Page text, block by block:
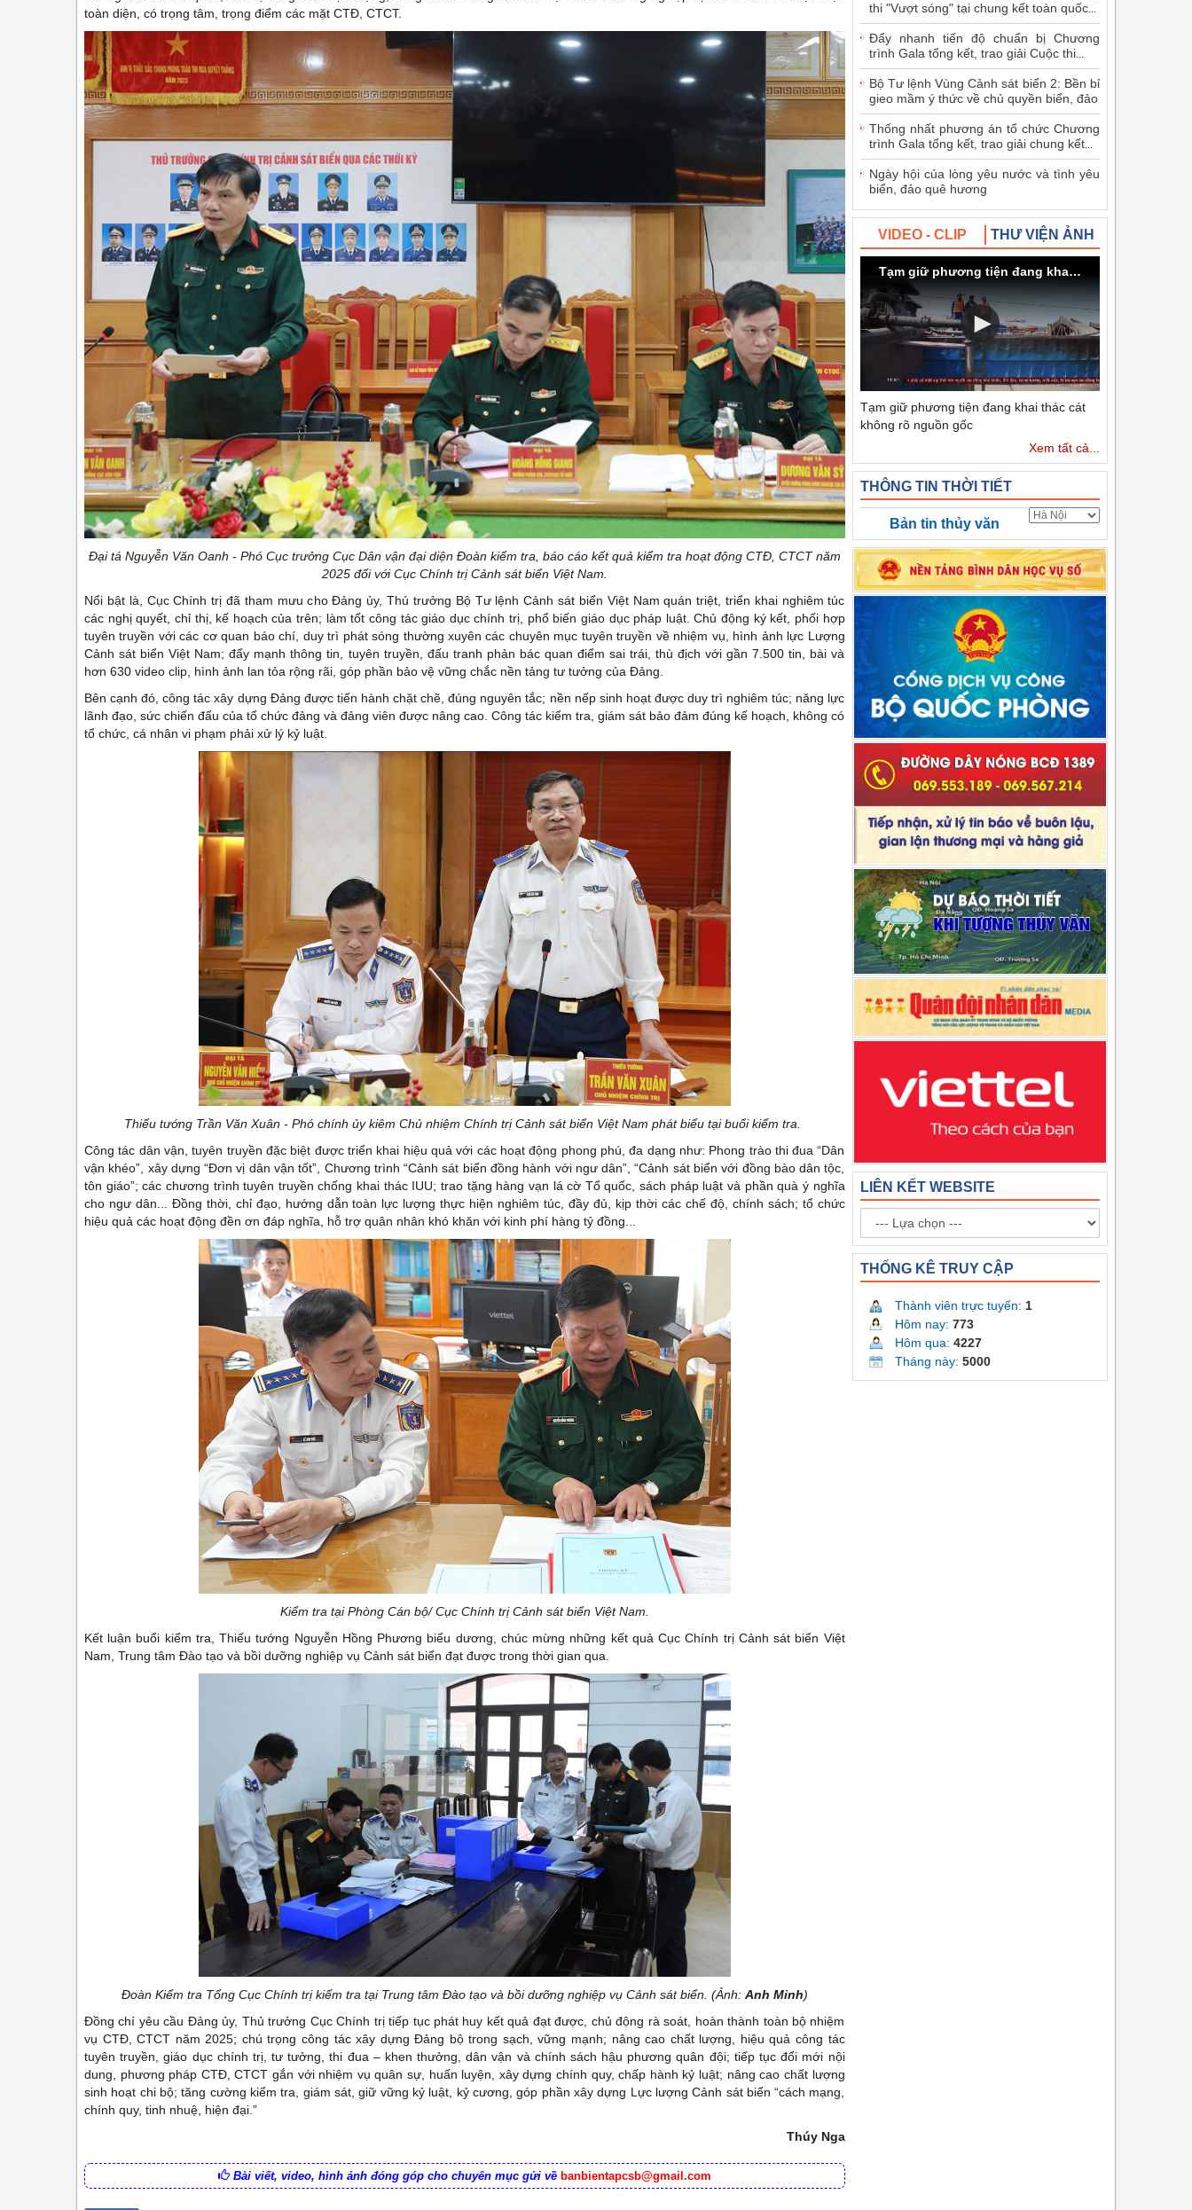
toàn diện, có trọng tâm, trọng điểm các mặt CTĐ, CTCT.
Đại tá Nguyễn Văn Oanh - Phó Cục trưởng Cục Dân vận đại diện Đoàn kiểm tra, báo cáo kết quả kiểm tra hoạt động CTĐ, CTCT năm
2025 đối với Cục Chính trị Cảnh sát biển Việt Nam.
Nổi bật là, Cục Chính trị đã tham mưu cho Đảng ủy, Thủ trưởng Bộ Tư lệnh Cảnh sát biển Việt Nam quán triệt, triển khai nghiêm túc
các nghị quyết, chỉ thị, kế hoạch của trên; làm tốt công tác giáo dục chính trị, phổ biến giáo dục pháp luật. Chủ động ký kết, phối hợp
tuyên truyền với các cơ quan báo chí, duy trì phát sóng thường xuyên các chuyên mục tuyên truyền về nhiệm vụ, hình ảnh lực Lượng
Cảnh sát biển Việt Nam; đẩy mạnh thông tin, tuyên truyền, đấu tranh phản bác quan điểm sai trái, thù địch với gần 7.500 tin, bài và
hơn 630 video clip, hình ảnh lan tỏa rộng rãi, góp phần bảo vệ vững chắc nền tảng tư tưởng của Đảng.
Bên cạnh đó, công tác xây dựng Đảng được tiến hành chặt chẽ, đúng nguyên tắc; nền nếp sinh hoạt được duy trì nghiêm túc; năng lực
lãnh đạo, sức chiến đấu của tổ chức đảng và đảng viên được nâng cao. Công tác kiểm tra, giám sát bảo đảm đúng kế hoạch, không có
tổ chức, cá nhân vi phạm phải xử lý kỷ luật.
Thiếu tướng Trần Văn Xuân - Phó chính ủy kiêm Chủ nhiệm Chính trị Cảnh sát biển Việt Nam phát biểu tại buổi kiểm tra.
Công tác dân vận, tuyên truyền đặc biệt được triển khai hiệu quả với các hoạt động phong phú, đa dạng như: Phong trào thi đua “Dân
vận khéo”, xây dựng “Đơn vị dân vận tốt”, Chương trình “Cảnh sát biển đồng hành với ngư dân”, “Cảnh sát biển với đồng bào dân tộc,
tôn giáo”; các chương trình tuyên truyền chống khai thác IUU; trao tặng hàng vạn lá cờ Tổ quốc, sách pháp luật và phần quà ý nghĩa
cho ngư dân... Đồng thời, chỉ đạo, hướng dẫn toàn lực lượng thực hiện nghiêm túc, đầy đủ, kịp thời các chế độ, chính sách; tổ chức
hiệu quả các hoạt động đền ơn đáp nghĩa, hỗ trợ quân nhân khó khăn với kinh phí hàng tỷ đồng...
Kiểm tra tại Phòng Cán bộ/ Cục Chính trị Cảnh sát biển Việt Nam.
Kết luận buổi kiểm tra, Thiếu tướng Nguyễn Hồng Phương biểu dương, chúc mừng những kết quả Cục Chính trị Cảnh sát biển Việt
Nam, Trung tâm Đào tạo và bồi dưỡng nghiệp vụ Cảnh sát biển đạt được trong thời gian qua.
Đoàn Kiểm tra Tổng Cục Chính trị kiểm tra tại Trung tâm Đào tạo và bồi dưỡng nghiệp vụ Cảnh sát biển. (Ảnh: Anh Minh)
Đồng chí yêu cầu Đảng ủy, Thủ trưởng Cục Chính trị tiếp tục phát huy kết quả đạt được, chủ động rà soát, hoàn thành toàn bộ nhiệm
vụ CTĐ, CTCT năm 2025; chú trọng công tác xây dựng Đảng bộ trong sạch, vững mạnh; nâng cao chất lượng, hiệu quả công tác
tuyên truyền, giáo dục chính trị, tư tưởng, thi đua – khen thưởng, dân vận và chính sách hậu phương quân đội; tiếp tục đổi mới nội
dung, phương pháp CTĐ, CTCT gắn với nhiệm vụ quân sự, huấn luyện, xây dựng chính quy, chấp hành kỷ luật; nâng cao chất lượng
sinh hoạt chi bộ; tăng cường kiểm tra, giám sát, giữ vững kỷ luật, kỷ cương, góp phần xây dựng Lực lượng Cảnh sát biển “cách mạng,
chính quy, tinh nhuệ, hiện đại.”
Thúy Nga
Bài viết, video, hình ảnh đóng góp cho chuyên mục gửi về banbientapcsb@gmail.com
thi "Vượt sóng" tại chung kết toàn quốc...
Đẩy nhanh tiến độ chuẩn bị Chương
trình Gala tổng kết, trao giải Cuộc thi...
Bộ Tư lệnh Vùng Cảnh sát biển 2: Bền bỉ
gieo mầm ý thức về chủ quyền biển, đảo
Thống nhất phương án tổ chức Chương
trình Gala tổng kết, trao giải chung kết...
Ngày hội của lòng yêu nước và tình yêu
biển, đảo quê hương
VIDEO - CLIP THƯ VIỆN ẢNH
Tạm giữ phương tiện đang khai thác cát không rõ nguồn gốc
Tạm giữ phương tiện đang khai thác cát
không rõ nguồn gốc
Xem tất cả...
THÔNG TIN THỜI TIẾT
Bản tin thủy văn
LIÊN KẾT WEBSITE
THỐNG KÊ TRUY CẬP
Thành viên trực tuyến: 1
Hôm nay: 773
Hôm qua: 4227
Tháng này: 5000